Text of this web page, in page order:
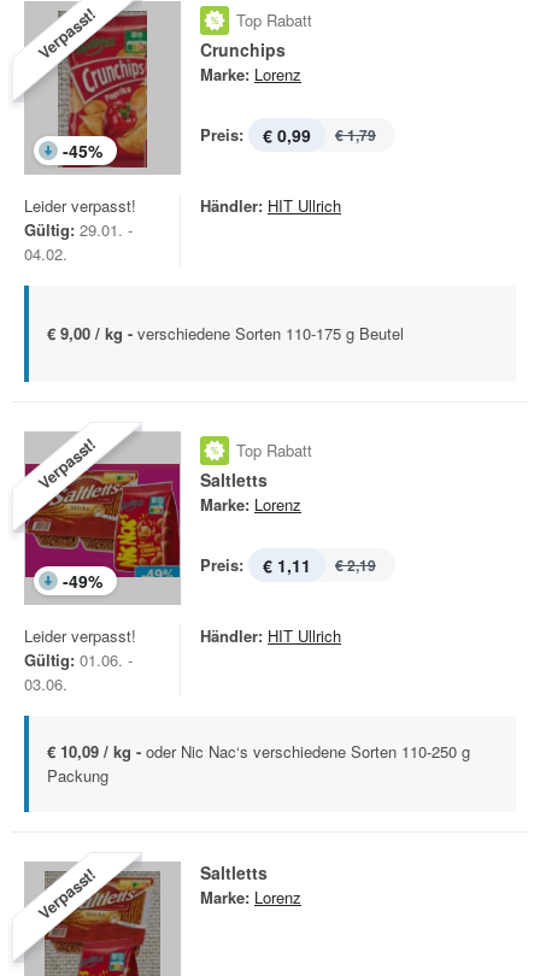
Verpasst!
-45%
Top Rabatt
Crunchips
Marke: Lorenz
Preis: € 0,99 € 1,79
Leider verpasst!
Gültig: 29.01. -
04.02.
Händler: HIT Ullrich
€ 9,00 / kg - verschiedene Sorten 110-175 g Beutel
Verpasst!
-49%
Top Rabatt
Saltletts
Marke: Lorenz
Preis: € 1,11 € 2,19
Leider verpasst!
Gültig: 01.06. -
03.06.
Händler: HIT Ullrich
€ 10,09 / kg - oder Nic Nac‘s verschiedene Sorten 110-250 g
Packung
Verpasst! Saltletts
Marke: Lorenz